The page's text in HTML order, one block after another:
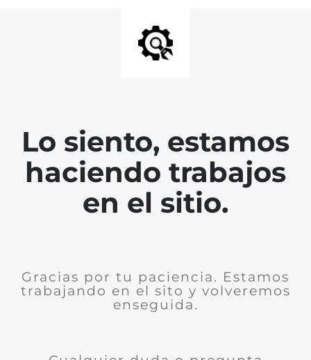
Lo siento, estamos
haciendo trabajos
en el sitio.
Gracias por tu paciencia. Estamos
trabajando en el sito y volveremos
enseguida.